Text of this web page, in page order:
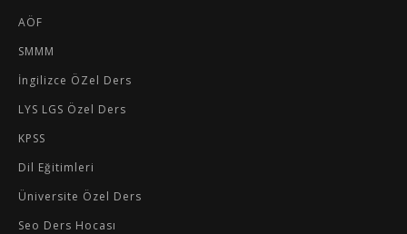
AÖF
SMMM
İngilizce ÖZel Ders
LYS LGS Özel Ders
KPSS
Dil Eğitimleri
Üniversite Özel Ders
Seo Ders Hocası